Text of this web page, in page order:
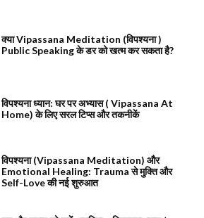
क्या Vipassana Meditation (विपश्यना )
Public Speaking के डर को खत्म कर सकता है?
विपश्यना ध्यान: घर पर अभ्यास ( Vipassana At
Home) के लिए सरल टिप्स और तकनीकें
विपश्यना (Vipassana Meditation) और
Emotional Healing: Trauma से मुक्ति और
Self-Love की नई शुरुआत